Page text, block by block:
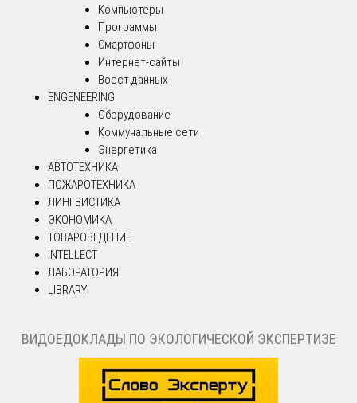
Компьютеры
Программы
Смартфоны
Интернет-сайты
Восст.данных
ENGENEERING
Оборудование
Коммунальные сети
Энергетика
АВТОТЕХНИКА
ПОЖАРОТЕХНИКА
ЛИНГВИСТИКА
ЭКОНОМИКА
ТОВАРОВЕДЕНИЕ
INTELLECT
ЛАБОРАТОРИЯ
LIBRARY
ВИДОЕДОКЛАДЫ ПО ЭКОЛОГИЧЕСКОЙ ЭКСПЕРТИЗЕ